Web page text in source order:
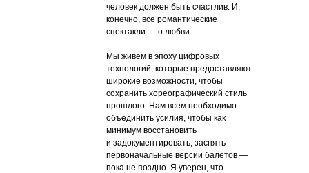
человек должен быть счастлив. И,
конечно, все романтические
спектакли — о любви.
Мы живем в эпоху цифровых
технологий, которые предоставляют
широкие возможности, чтобы
сохранить хореографический стиль
прошлого. Нам всем необходимо
объединить усилия, чтобы как
минимум восстановить
и задокументировать, заснять
первоначальные версии балетов —
пока не поздно. Я уверен, что